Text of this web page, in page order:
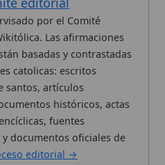
editorial →
del patrimonio doctrinal,
Parte de la red formativa
BY-SA(texto). Editado en
. Bajo el patrocinio de San
Categorias
Más visitados
Cambios recientes